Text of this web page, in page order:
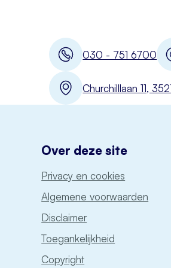
030 - 751 6700
Churchilllaan 11,
Over deze site
Privacy en cookies
Algemene voorwaarden
Disclaimer
Toegankelijkheid
Copyright